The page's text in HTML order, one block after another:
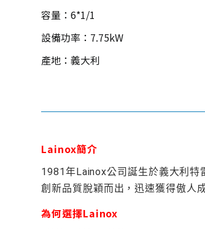
容量：6*1/1
設備功率：7.75kW
產地：義大利
Lainox簡介
1981年Lainox公司誕生於義大利
創新品質脫穎而出，迅速獲得傲人
為何選擇Lainox